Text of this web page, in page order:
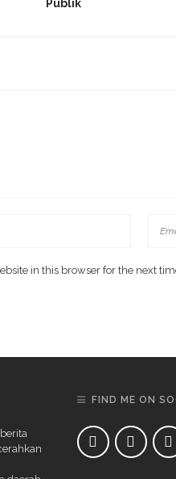
Publik
in this browser for the next
FIND ME ON